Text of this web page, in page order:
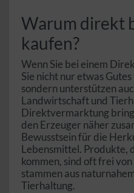
Warum direkt
kaufen?
Wenn Sie bei einem
Sie nicht nur etwas
sondern unterstützen
Landwirtschaft und
Direktvermarktung
den Erzeuger näher
Bewusstsein für die
Lebensmittel. Produkte,
kommen, sind oft frei
stammen aus
Tierhaltung.